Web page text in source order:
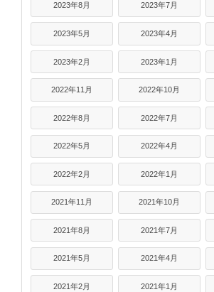
2023年8月 2023年7月
2023年5月 2023年4月
2023年2月 2023年1月
2022年11月 2022年10月
2022年8月 2022年7月
2022年5月 2022年4月
2022年2月 2022年1月
2021年11月 2021年10月
2021年8月 2021年7月
2021年5月 2021年4月
2021年2月 2021年1月